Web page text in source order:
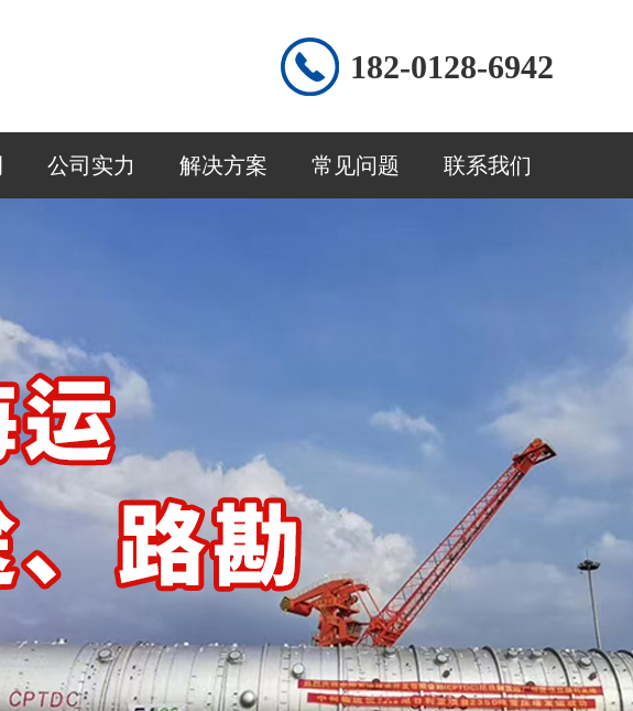
182-0128-6942
公司实力 解决方案 常见问题 联系我们